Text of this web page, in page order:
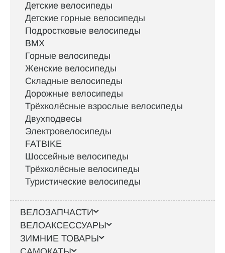
Детские велосипеды
Детские горные велосипеды
Подростковые велосипеды
BMX
Горные велосипеды
Женские велосипеды
Складные велосипеды
Дорожные велосипеды
Трёхколёсные взрослые велосипеды
Двухподвесы
Электровелосипеды
FATBIKE
Шоссейные велосипеды
Трёхколёсные велосипеды
Туристические велосипеды
ВЕЛОЗАПЧАСТИ
ВЕЛОАКСЕССУАРЫ
ЗИМНИЕ ТОВАРЫ